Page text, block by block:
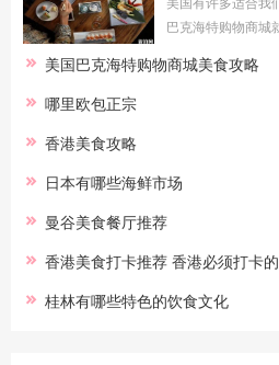
巴克海特购物商城
一顿，这里有许多
美国巴克海特购物商城美食攻略
哪里欧包正宗
香港美食攻略
日本有哪些海鲜市场
曼谷美食餐厅推荐
香港美食打卡推荐 香港必须打卡
桂林有哪些特色的饮食文化